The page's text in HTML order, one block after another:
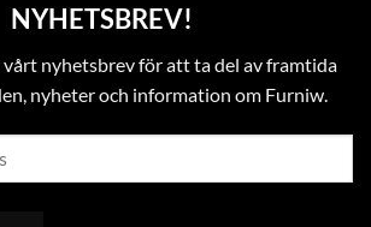
NYHETSBREV!
vårt nyhetsbrev för att ta del av framtida
nyheter och information om Furniw.